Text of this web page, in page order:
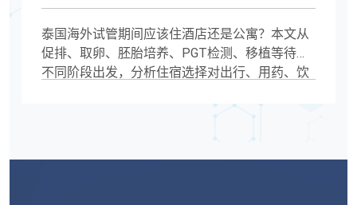
泰国海外试管期间应该住酒店还是公寓？本文从
促排、取卵、胚胎培养、PGT检测、移植等待等
不同阶段出发，分析住宿选择对出行、用药、饮
殖家庭做好行程规划，泰国海外试管住宿、泰国